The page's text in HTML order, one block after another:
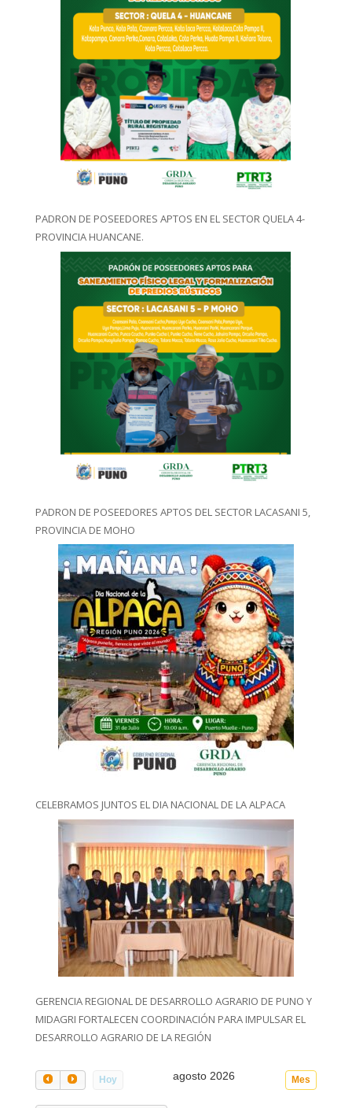
PADRON DE POSEEDORES APTOS EN EL SECTOR QUELA 4-
PROVINCIA HUANCANE.
PADRON DE POSEEDORES APTOS DEL SECTOR LACASANI 5,
PROVINCIA DE MOHO
CELEBRAMOS JUNTOS EL DIA NACIONAL DE LA ALPACA
GERENCIA REGIONAL DE DESARROLLO AGRARIO DE PUNO Y
MIDAGRI FORTALECEN COORDINACIÓN PARA IMPULSAR EL
DESARROLLO AGRARIO DE LA REGIÓN
Hoy Mes
agosto 2026